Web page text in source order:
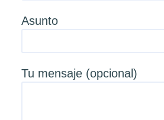
Asunto
Tu mensaje (opcional)